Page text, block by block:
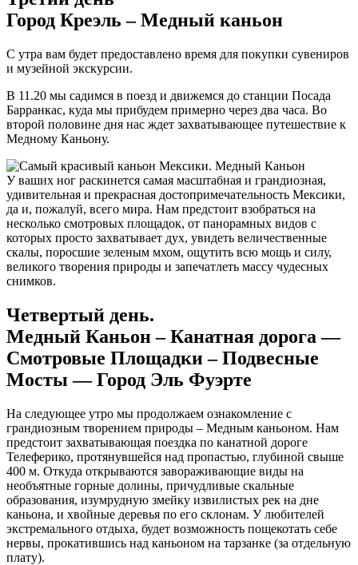
Город Креэль – Медный каньон
С утра вам будет предоставлено время для покупки сувениров
и музейной экскурсии.
В 11.20 мы садимся в поезд и движемся до станции Посада
Барранкас, куда мы прибудем примерно через два часа. Во
второй половине дня нас ждет захватывающее путешествие к
Медному Каньону.
У ваших ног раскинется самая масштабная и грандиозная,
удивительная и прекрасная достопримечательность Мексики,
да и, пожалуй, всего мира. Нам предстоит взобраться на
несколько смотровых площадок, от панорамных видов с
которых просто захватывает дух, увидеть величественные
скалы, поросшие зеленым мхом, ощутить всю мощь и силу,
великого творения природы и запечатлеть массу чудесных
снимков.
Четвертый день.
Медный Каньон – Канатная дорога —
Смотровые Площадки – Подвесные
Мосты — Город Эль Фуэрте
На следующее утро мы продолжаем ознакомление с
грандиозным творением природы – Медным каньоном. Нам
предстоит захватывающая поездка по канатной дороге
Телеферико, протянувшейся над пропастью, глубиной свыше
400 м. Откуда открываются завораживающие виды на
необъятные горные долины, причудливые скальные
образования, изумрудную змейку извилистых рек на дне
каньона, и хвойные деревья по его склонам. У любителей
экстремального отдыха, будет возможность пощекотать себе
нервы, прокатившись над каньоном на тарзанке (за отдельную
плату).